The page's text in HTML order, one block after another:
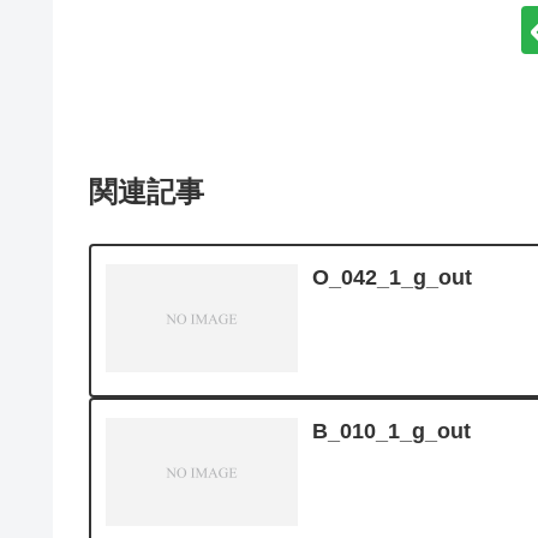
関連記事
O_042_1_g_out
B_010_1_g_out